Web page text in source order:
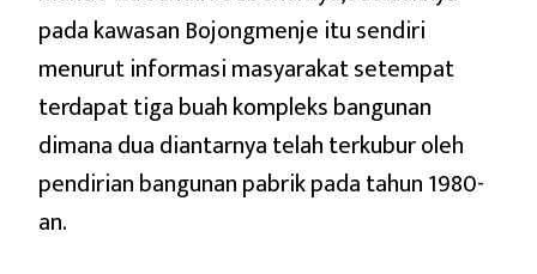
pada kawasan Bojongmenje itu sendiri
menurut informasi masyarakat setempat
terdapat tiga buah kompleks bangunan
dimana dua diantarnya telah terkubur oleh
pendirian bangunan pabrik pada tahun 1980-
an.